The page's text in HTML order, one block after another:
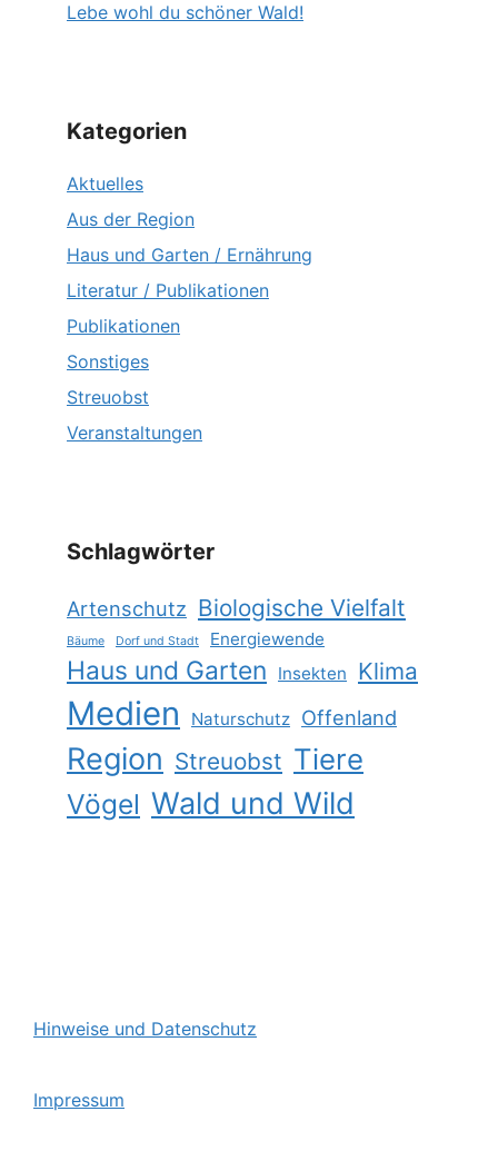
Lebe wohl du schöner Wald!
Kategorien
Aktuelles
Aus der Region
Haus und Garten / Ernährung
Literatur / Publikationen
Publikationen
Sonstiges
Streuobst
Veranstaltungen
Schlagwörter
Artenschutz Biologische Vielfalt
Bäume Dorf und Stadt Energiewende
Haus und Garten Insekten Klima
Medien Naturschutz Offenland
Region Streuobst Tiere
Vögel Wald und Wild
Hinweise und Datenschutz
Impressum